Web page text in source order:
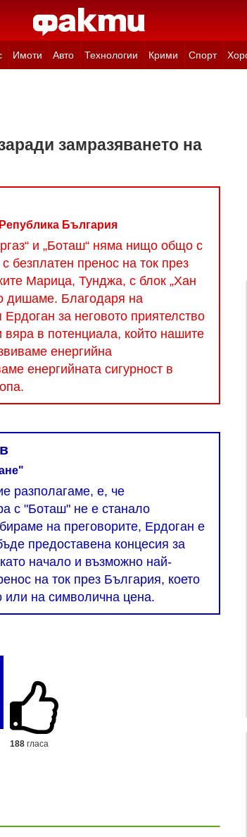
Имоти Авто Технологии Крими Спорт
замразяването на
България
и „Боташ“ няма нищо общо с
безплатен пренос на ток през
Марица, Тунджа, с блок „Хан
дишаме. Благодаря на
за неговото приятелство
вяра в потенциала, който нашите
енергийна
енергийната сигурност в
разполагаме, е, че
с "Боташ" не е станало
на преговорите, Ердоган е
предоставена концесия за
начало и възможно най-
на ток през България, което
или на символична цена.
188 гласа